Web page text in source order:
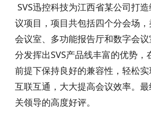
SVS迅控科技为江西省某公司打
议项目，项目共包括四个分会场
会议室、多功能报告厅和数字会
分发挥出SVS产品线丰富的优势，
前提下保持良好的兼容性，轻松
互联互通，大大提高会议效率。
关领导的高度好评。